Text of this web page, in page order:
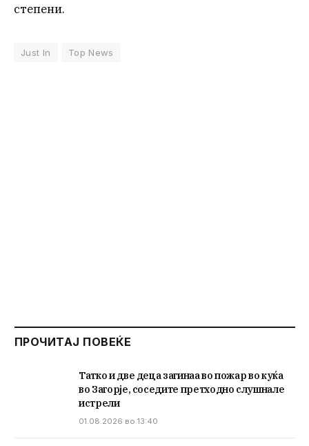
степени.
Just In Top News
ПРОЧИТАЈ ПОВЕЌЕ
Татко и две деца загинаа во пожар во куќа
во Загорје, соседите претходно слушнале
истрели
01.08.2026 во 13:40